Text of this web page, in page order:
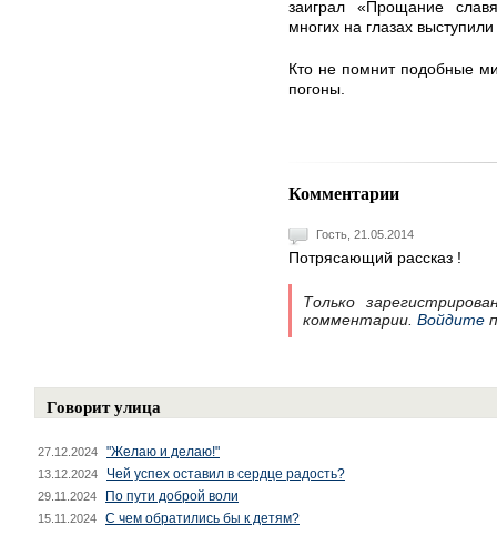
заиграл «Прощание
многих на глазах
Кто не помнит подобные
погоны.
Комментарии
Гость, 21.05.2014
Потрясающий рассказ !
Только
комментарии. Войдите
Говорит улица
27.12.2024 "Желаю и делаю!"
13.12.2024 Чей успех оставил в сердце радость?
29.11.2024 По пути доброй воли
15.11.2024 С чем обратились бы к детям?